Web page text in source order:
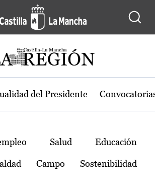
región de Castilla-La
del Presidente
Salud Educación
Campo Sostenibilidad